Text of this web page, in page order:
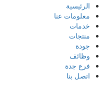
الرئيسية
معلومات عنا
خدمات
منتجات
جودة
وظائف
فرع جدة
اتصل بنا